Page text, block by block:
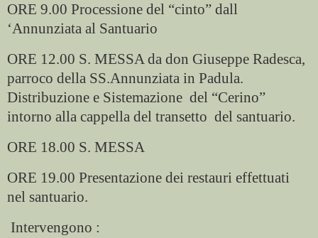
ORE 9.00 Processione del “cinto” dall
‘Annunziata al Santuario
ORE 12.00 S. MESSA da don Giuseppe Radesca,
parroco della SS.Annunziata in Padula.
Distribuzione e Sistemazione del “Cerino”
intorno alla cappella del transetto del santuario.
ORE 18.00 S. MESSA
ORE 19.00 Presentazione dei restauri effettuati
nel santuario.
Intervengono :